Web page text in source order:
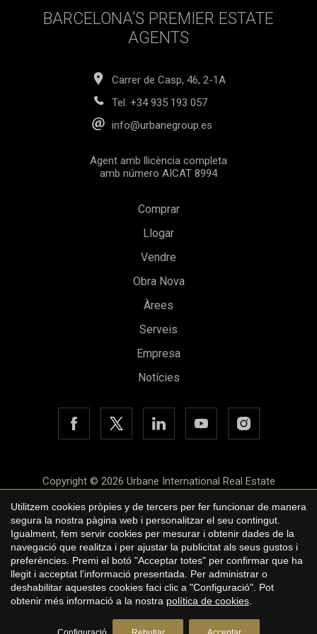
Sol·liciti més informació
BARCELONA’S PREMIER ESTATE
AGENTS
Carrer de Casp, 46, 2-1A
Tel. +34 935 193 057
info@urbanegroup.es
Agent amb llicència completa
amb número AICAT 8994
Comprar
Llogar
Vendre
Obra Nova
Àrees
Serveis
Empresa
Notícies
Copyright © 2026 Urbane International Real Estate
Avís legal
Política de privacitat
Polí­tica de cookies
byiEstrategic
Utilitzem cookies pròpies y de tercers per fer funcionar de manera
segura la nostra pàgina web i personalitzar el seu contingut.
Igualment, fem servir cookies per mesurar i obtenir dades de la
navegació que realitza i per ajustar la publicitat als seus gustos i
preferències. Premi el botó "Acceptar totes" per confirmar que ha
llegit i acceptat l'informació presentada. Per administrar o
deshabilitar aquestes cookies faci clic a "Configuració". Pot
obtenir més informació a la nostra política de cookies